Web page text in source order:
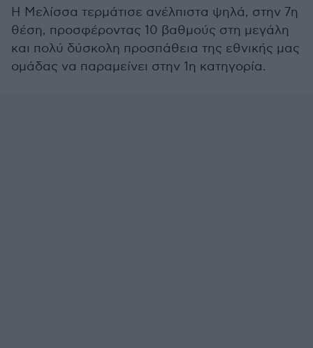
Η Μελίσσα τερμάτισε ανέλπιστα ψηλά, στην 7η
θέση, προσφέροντας 10 βαθμούς στη μεγάλη
και πολύ δύσκολη προσπάθεια της εθνικής μας
ομάδας να παραμείνει στην 1η κατηγορία.